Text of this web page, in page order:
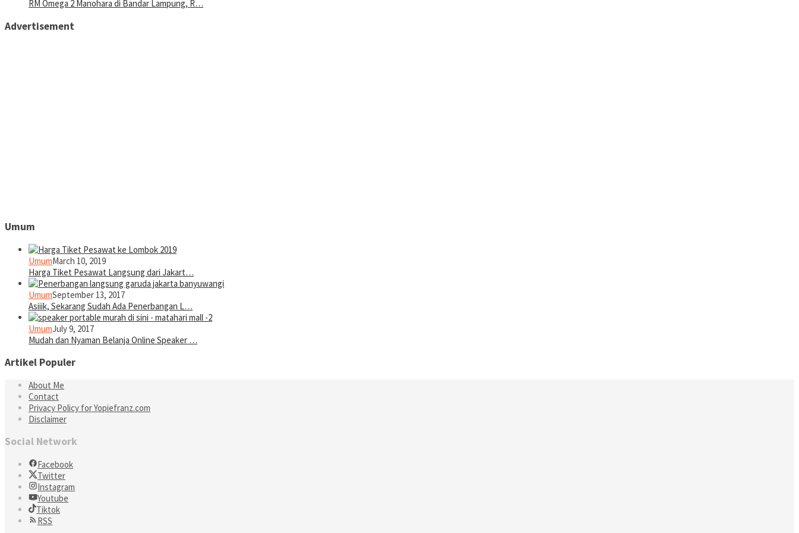
RM Omega 2 Manohara di Bandar Lampung, R…
Advertisement
Umum
UmumMarch 10, 2019
Harga Tiket Pesawat Langsung dari Jakart…
UmumSeptember 13, 2017
Asiiik, Sekarang Sudah Ada Penerbangan L…
UmumJuly 9, 2017
Mudah dan Nyaman Belanja Online Speaker …
Artikel Populer
About Me
Contact
Privacy Policy for Yopiefranz.com
Disclaimer
Social Network
Facebook
Twitter
Instagram
Youtube
Tiktok
RSS